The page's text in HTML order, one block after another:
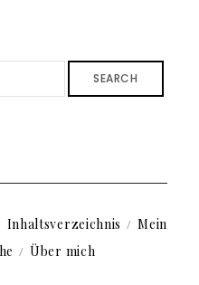
SEARCH
Inhaltsverzeichnis
Mein
Über mich